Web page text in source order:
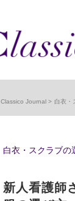
Classico Journal 白衣・
白衣・スクラブの
新人看護師